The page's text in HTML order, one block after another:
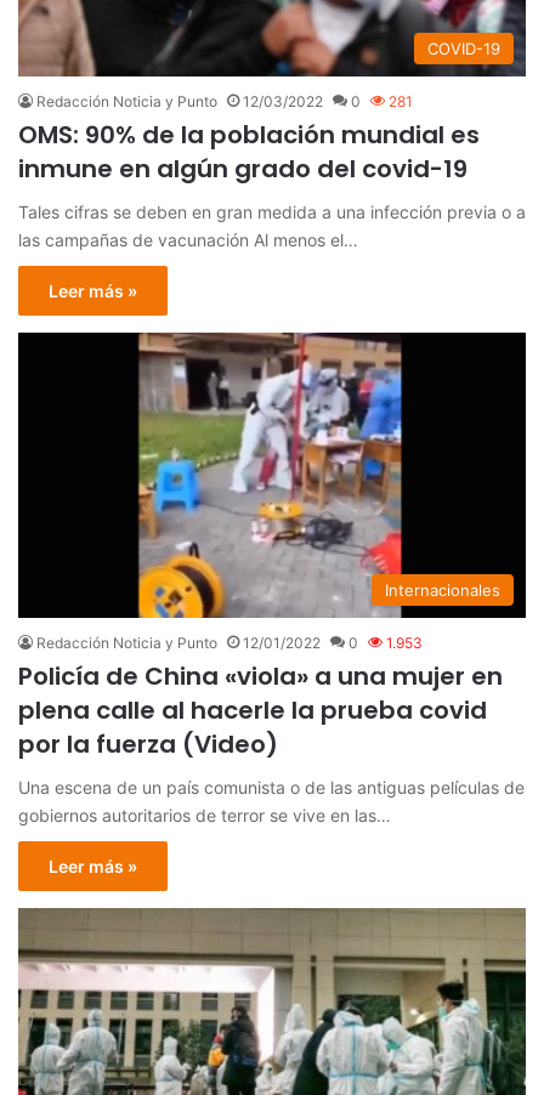
COVID-19
Redacción Noticia y Punto 12/03/2022 0 281
OMS: 90% de la población mundial es
inmune en algún grado del covid-19
Tales cifras se deben en gran medida a una infección previa o a
las campañas de vacunación Al menos el…
Leer más »
Internacionales
Redacción Noticia y Punto 12/01/2022 0 1.953
Policía de China «viola» a una mujer en
plena calle al hacerle la prueba covid
por la fuerza (Video)
Una escena de un país comunista o de las antiguas películas de
gobiernos autoritarios de terror se vive en las…
Leer más »